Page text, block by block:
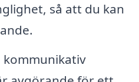
så att du kan
kommunikativ